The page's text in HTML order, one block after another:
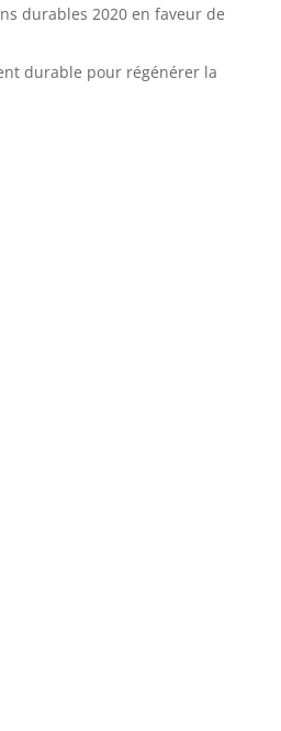
durables 2020 en faveur de
durable pour régénérer la